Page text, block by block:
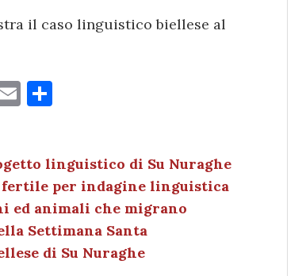
il caso linguistico biellese al
E
l di
vi
di
linguistico di Su Nuraghe
fertile per indagine linguistica
ed animali che migrano
Settimana Santa
di Su Nuraghe